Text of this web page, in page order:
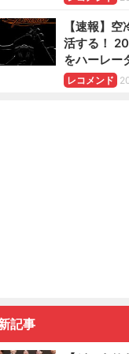
【速報】
活する！
をハーレー
レコメンド
記事